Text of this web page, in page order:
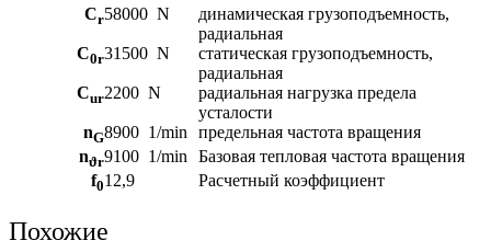
Cr58000 N
динамическая грузоподъемность,
радиальная
C0r31500 N
статическая грузоподъемность,
радиальная
Cur2200 N
радиальная нагрузка предела
усталости
nG8900 1/min
предельная частота вращения
nϑr9100 1/min
Базовая тепловая частота вращения
f012,9 Расчетный коэффициент
Похожие